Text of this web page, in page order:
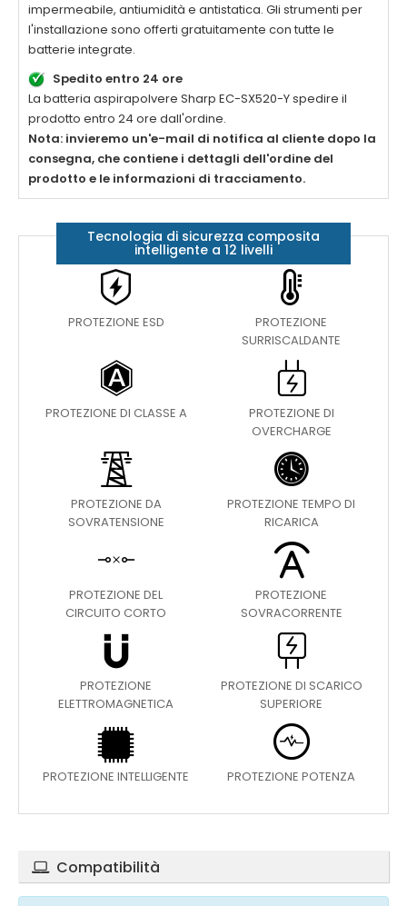
impermeabile, antiumidità e antistatica. Gli strumenti per
l'installazione sono offerti gratuitamente con tutte le
batterie integrate.
Spedito entro 24 ore
La batteria aspirapolvere Sharp EC-SX520-Yspedire il
prodotto entro 24 ore dall'ordine.
Nota: invieremo un'e-mail di notifica al cliente dopo la
consegna, che contiene i dettagli dell'ordine del
prodotto e le informazioni di tracciamento.
Tecnologia di sicurezza composita
intelligente a 12 livelli
PROTEZIONE ESD
PROTEZIONE
SURRISCALDANTE
PROTEZIONE DI CLASSE A
PROTEZIONE DI
OVERCHARGE
PROTEZIONE DA
SOVRATENSIONE
PROTEZIONE TEMPO DI
RICARICA
PROTEZIONE DEL
CIRCUITO CORTO
PROTEZIONE
SOVRACORRENTE
PROTEZIONE
ELETTROMAGNETICA
PROTEZIONE DI SCARICO
SUPERIORE
PROTEZIONE INTELLIGENTE PROTEZIONE POTENZA
Compatibilità